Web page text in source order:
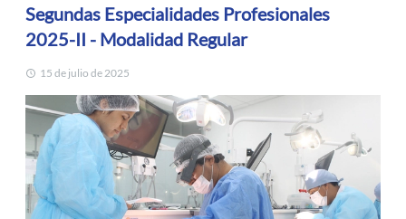
Segundas Especialidades Profesionales
2025-II - Modalidad Regular
15 de julio de 2025